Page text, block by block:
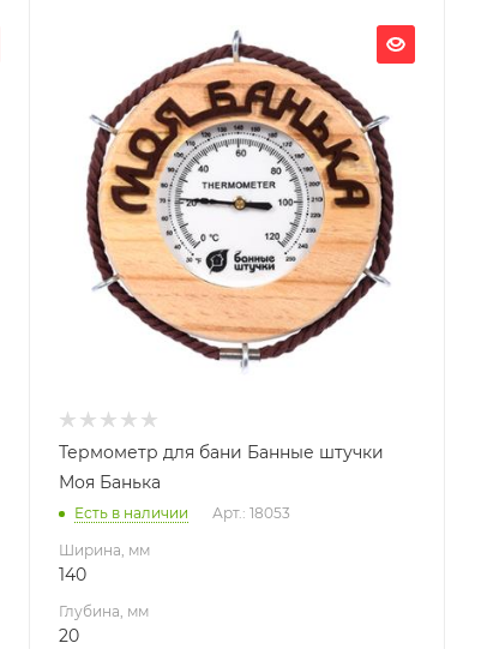
Глубина, мм
Высота, мм
Материал изготовления
Сосна
Габариты В*Ш*Г мм
140x140x20
Гарантия, мес.
Термометр для бани Банные штучки
Моя Банька
Есть в наличии Арт.: 18053
Ширина, мм
140
Глубина, мм
20